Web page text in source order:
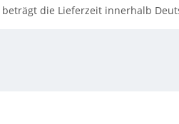
die Lieferzeit innerhalb